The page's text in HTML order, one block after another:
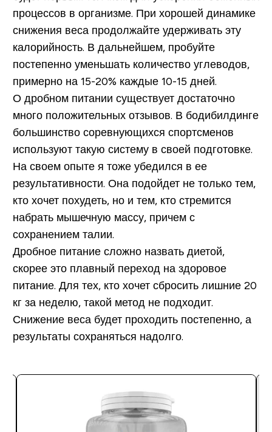
процессов в организме. При хорошей динамике
снижения веса продолжайте удерживать эту
калорийность. В дальнейшем, пробуйте
постепенно уменьшать количество углеводов,
примерно на 15-20% каждые 10-15 дней.
О дробном питании существует достаточно
много положительных отзывов. В бодибилдинге
большинство соревнующихся спортсменов
используют такую систему в своей подготовке.
На своем опыте я тоже убедился в ее
результативности. Она подойдет не только тем,
кто хочет похудеть, но и тем, кто стремится
набрать мышечную массу, причем с
сохранением талии.
Дробное питание сложно назвать диетой,
скорее это плавный переход на здоровое
питание. Для тех, кто хочет сбросить лишние 20
кг за неделю, такой метод не подходит.
Снижение веса будет проходить постепенно, а
результаты сохраняться надолго.